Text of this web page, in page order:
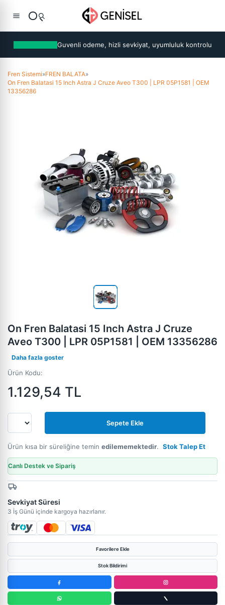
Guvenli odeme, hizli sevkiyat, uyumluluk kontrolu
Fren Sistemi»FREN BALATA»
On Fren Balatasi 15 Inch Astra J Cruze Aveo T300 | LPR 05P1581 | OEM
13356286
On Fren Balatasi 15 Inch Astra J Cruze
Aveo T300 | LPR 05P1581 | OEM 13356286
Daha fazla goster
Ürün Kodu:
1.129,54 TL
Sepete Ekle
Ürün kısa bir süreliğine temin edilememektedir. Stok Talep Et
Canlı Destek ve Sipariş
Sevkiyat Süresi
3 İş Günü içinde kargoya hazırlanır.
Favorilere Ekle
Stok Bildirimi